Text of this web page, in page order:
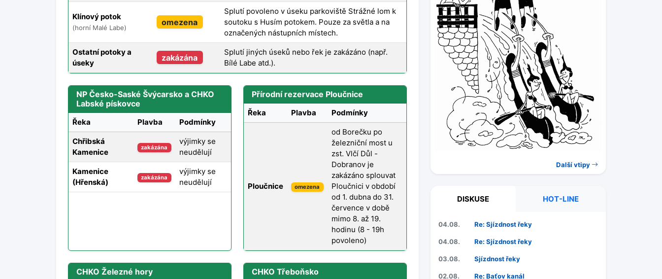
Klínový potok
(horní Malé Labe)
omezena
Splutí povoleno v úseku parkoviště Strážné lom k
soutoku s Husím potokem. Pouze za světla a na
označených nástupních místech.
Ostatní potoky a
úseky
zakázána
Splutí jiných úseků nebo řek je zakázáno (např.
Bílé Labe atd.).
NP Česko-Saské Švýcarsko a CHKO
Labské pískovce
Řeka Plavba Podmínky
Chřibská
Kamenice
zakázána
výjimky se
neudělují
Kamenice
(Hřenská)
zakázána
výjimky se
neudělují
Přírodní rezervace Ploučnice
Řeka Plavba Podmínky
Ploučnice omezena
od Borečku po
železniční most u
zst. Vlčí Důl -
Dobranov je
zakázáno splouvat
Ploučnici v období
od 1. dubna do 31.
července v době
mimo 8. až 19.
hodinu (8 - 19h
povoleno)
CHKO Železné hory CHKO Třeboňsko
Další vtipy
DISKUSE HOT-LINE
04.08. Re: Sjízdnost řeky
04.08. Re: Sjízdnost řeky
03.08. Sjízdnost řeky
02.08. Re: Baťov kanál